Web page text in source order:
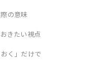
の意味
きたい視点
おく」だけで